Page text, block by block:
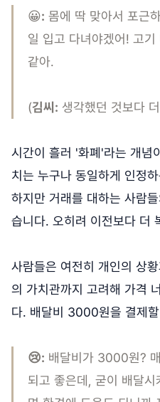
😀: 몸에 딱 맞아서 포근
일 입고 다녀야겠어! 고
같아.
(김씨: 생각했던 것보다
시간이 흘러 '화폐'라는 개념
치는 누구나 동일하게 인정
하지만 거래를 대하는 사람
습니다. 오히려 이전보다 더
사람들은 여전히 개인의 상
의 가치관까지 고려해 가격
다. 배달비 3000원을 결제
😢: 배달비가 3000원?
되고 좋은데, 굳이 배달